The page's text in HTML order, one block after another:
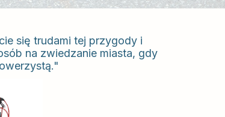
się trudami tej przygody i
na zwiedzanie miasta, gdy